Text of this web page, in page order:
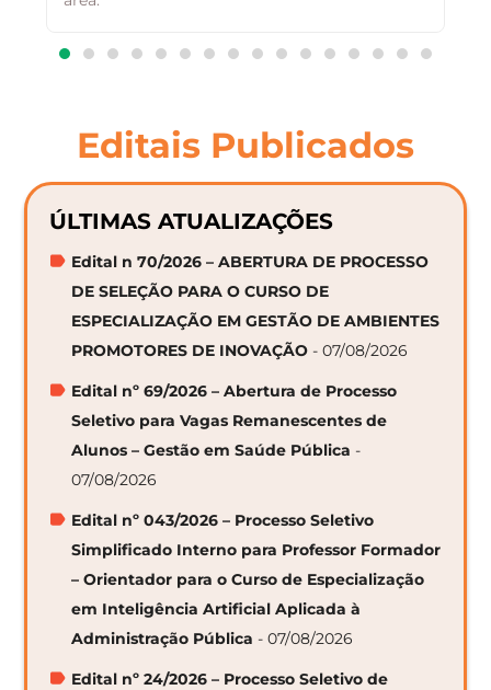
Editais Publicados
ÚLTIMAS ATUALIZAÇÕES
Edital n 70/2026 – ABERTURA DE PROCESSO
DE SELEÇÃO PARA O CURSO DE
ESPECIALIZAÇÃO EM GESTÃO DE AMBIENTES
PROMOTORES DE INOVAÇÃO - 07/08/2026
Edital nº 69/2026 – Abertura de Processo
Seletivo para Vagas Remanescentes de
Alunos – Gestão em Saúde Pública -
07/08/2026
Edital nº 043/2026 – Processo Seletivo
Simplificado Interno para Professor Formador
– Orientador para o Curso de Especialização
em Inteligência Artificial Aplicada à
Administração Pública - 07/08/2026
Edital nº 24/2026 – Processo Seletivo de